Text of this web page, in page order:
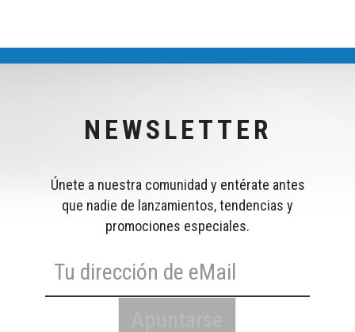
NEWSLETTER
Únete a nuestra comunidad y entérate antes
que nadie de lanzamientos, tendencias y
promociones especiales.